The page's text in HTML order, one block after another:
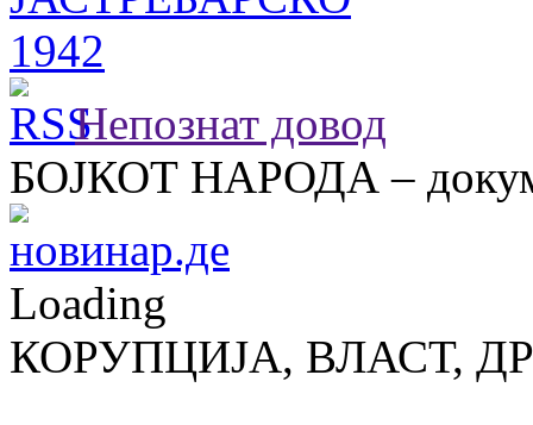
Непознат довод
БОЈКОТ НАРОДА –
Loading
КОРУПЦИЈА, ВЛАСТ,